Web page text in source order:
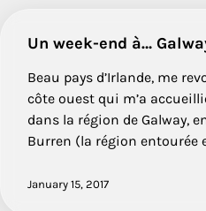
Un week-end à…
Beau pays d’Irlande, me
côte ouest qui m’a
dans la région de Galway,
Burren (la région entourée
January 15, 2017